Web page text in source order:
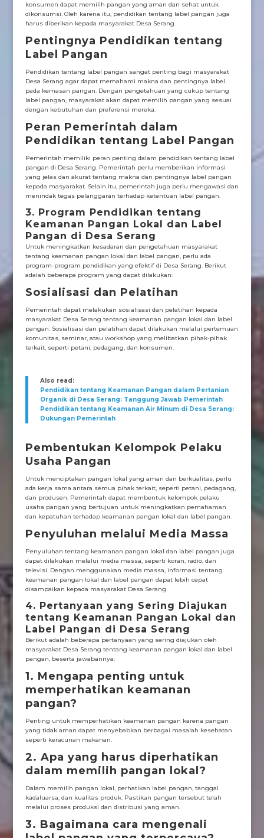
konsumen dapat memilih pangan yang aman dan sehat untuk
dikonsumsi. Oleh karena itu, pendidikan tentang label pangan juga
harus diberikan kepada masyarakat Desa Serang.
Pentingnya Pendidikan tentang
Label Pangan
Pendidikan tentang label pangan sangat penting bagi masyarakat
Desa Serang agar dapat memahami makna dan pentingnya label
pada kemasan pangan. Dengan pengetahuan yang cukup tentang
label pangan, masyarakat akan dapat memilih pangan yang sesuai
dengan kebutuhan dan preferensi mereka.
Peran Pemerintah dalam
Pendidikan tentang Label Pangan
Pemerintah memiliki peran penting dalam pendidikan tentang label
pangan di Desa Serang. Pemerintah perlu memberikan informasi
yang jelas dan akurat tentang makna dan pentingnya label pangan
kepada masyarakat. Selain itu, pemerintah juga perlu mengawasi dan
menindak tegas pelanggaran terhadap ketentuan label pangan.
3. Program Pendidikan tentang
Keamanan Pangan Lokal dan Label
Pangan di Desa Serang
Untuk meningkatkan kesadaran dan pengetahuan masyarakat
tentang keamanan pangan lokal dan label pangan, perlu ada
program-program pendidikan yang efektif di Desa Serang. Berikut
adalah beberapa program yang dapat dilakukan:
Sosialisasi dan Pelatihan
Pemerintah dapat melakukan sosialisasi dan pelatihan kepada
masyarakat Desa Serang tentang keamanan pangan lokal dan label
pangan. Sosialisasi dan pelatihan dapat dilakukan melalui pertemuan
komunitas, seminar, atau workshop yang melibatkan pihak-pihak
terkait, seperti petani, pedagang, dan konsumen.
Also read:
Pendidikan tentang Keamanan Pangan dalam Pertanian
Organik di Desa Serang: Tanggung Jawab Pemerintah
Pendidikan tentang Keamanan Air Minum di Desa Serang:
Dukungan Pemerintah
Pembentukan Kelompok Pelaku
Usaha Pangan
Untuk menciptakan pangan lokal yang aman dan berkualitas, perlu
ada kerja sama antara semua pihak terkait, seperti petani, pedagang,
dan produsen. Pemerintah dapat membentuk kelompok pelaku
usaha pangan yang bertujuan untuk meningkatkan pemahaman
dan kepatuhan terhadap keamanan pangan lokal dan label pangan.
Penyuluhan melalui Media Massa
Penyuluhan tentang keamanan pangan lokal dan label pangan juga
dapat dilakukan melalui media massa, seperti koran, radio, dan
televisi. Dengan menggunakan media massa, informasi tentang
keamanan pangan lokal dan label pangan dapat lebih cepat
disampaikan kepada masyarakat Desa Serang.
4. Pertanyaan yang Sering Diajukan
tentang Keamanan Pangan Lokal dan
Label Pangan di Desa Serang
Berikut adalah beberapa pertanyaan yang sering diajukan oleh
masyarakat Desa Serang tentang keamanan pangan lokal dan label
pangan, beserta jawabannya:
1. Mengapa penting untuk
memperhatikan keamanan
pangan?
Penting untuk memperhatikan keamanan pangan karena pangan
yang tidak aman dapat menyebabkan berbagai masalah kesehatan
seperti keracunan makanan.
2. Apa yang harus diperhatikan
dalam memilih pangan lokal?
Dalam memilih pangan lokal, perhatikan label pangan, tanggal
kadaluarsa, dan kualitas produk. Pastikan pangan tersebut telah
melalui proses produksi dan distribusi yang aman.
3. Bagaimana cara mengenali